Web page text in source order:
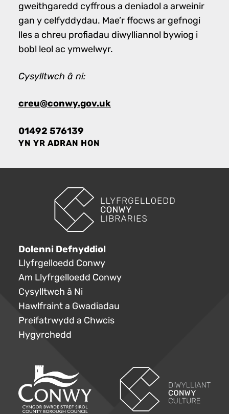
gweithgaredd cyffrous a deniadol a arweinir
gan y celfyddydau. Mae’r ffocws ar gefnogi
lles a chreu profiadau diwylliannol bywiog i
bobl leol ac ymwelwyr.
Cysylltwch â ni:
creu@conwy.gov.uk
01492 576139
YN YR ADRAN HON
Dolenni Defnyddiol
Llyfrgelloedd Conwy
Am Llyfrgelloedd Conwy
Cysylltwch â Ni
Hawlfraint a Gwadiadau
Preifatrwydd a Chwcis
Hygyrchedd